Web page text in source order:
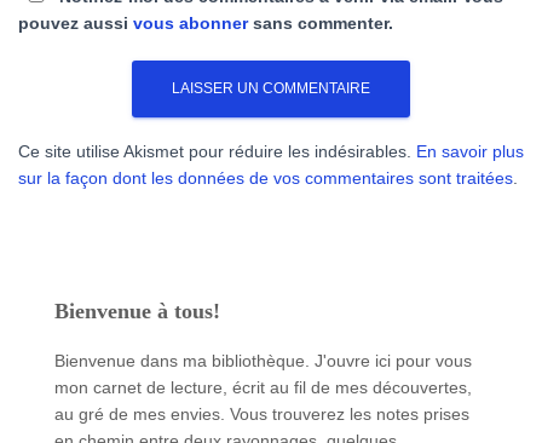
pouvez aussi vous abonnersans commenter.
Ce site utilise Akismet pour réduire les indésirables. En savoir plus
sur la façon dont les données de vos commentaires sont traitées
Bienvenue à tous!
Bienvenue dans ma bibliothèque. J'ouvre ici pour vous
mon carnet de lecture, écrit au fil de mes découvertes,
au gré de mes envies. Vous trouverez les notes prises